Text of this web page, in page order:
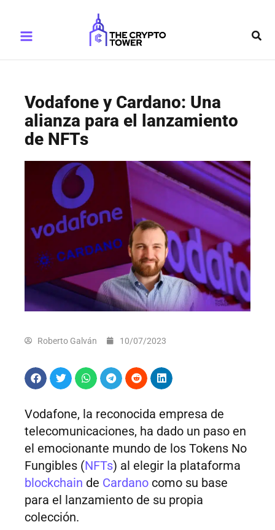
contenido
Menu
Vodafone y Cardano: Una
alianza para el lanzamiento
de NFTs
Roberto Galván 10/07/2023
Vodafone, la reconocida empresa de
telecomunicaciones, ha dado un paso en
el emocionante mundo de los Tokens No
Fungibles (NFTs) al elegir la plataforma
blockchain de Cardano como su base
para el lanzamiento de su propia
colección.